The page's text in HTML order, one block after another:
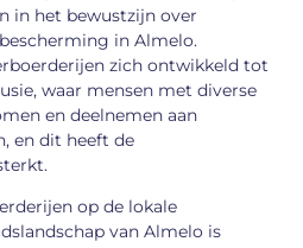
in het bewustzijn over
in Almelo.
zich ontwikkeld tot
waar mensen met diverse
en deelnemen aan
en dit heeft de
op de lokale
van Almelo is